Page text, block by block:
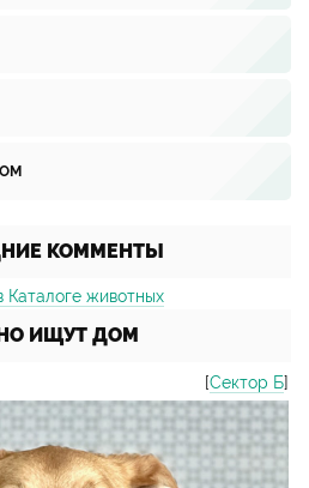
КОММЕНТЫ
Каталоге животных
ИЩУТ ДОМ
[Сектор Б]